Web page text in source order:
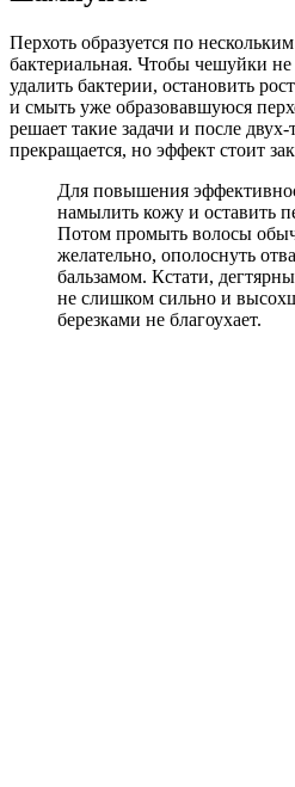
Перхоть образуется по
бактериальная. Чтобы чешуйки
удалить бактерии, остановить
и смыть уже образовавшуюся
решает такие задачи и после
прекращается, но эффект стоит
Для повышения
намылить кожу и оставить
Потом промыть волосы
желательно, ополоснуть
бальзамом. Кстати,
не слишком сильно и
березками не благоухает.